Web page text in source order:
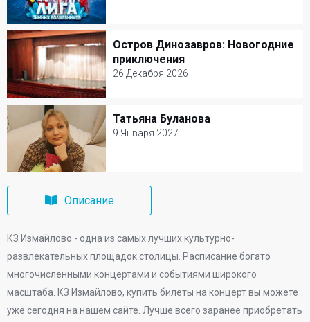
19 Декабря 2026
КЗ Измайлово
Билеты от 3000 р.
Остров Динозавров: Новогодние
приключения
26 Декабря 2026
Остров Динозавров: Новогодние
приключения
26 Декабря 2026
КЗ Измайлово
Билеты от 3000 р.
Татьяна Буланова
9 Января 2027
Татьяна Буланова
9 Января 2027
Билеты от 3000 р.
Описание
КЗ Измайлово - одна из самых лучших культурно-
развлекательных площадок столицы. Расписание богато
многочисленными концертами и событиями широкого
масштаба. КЗ Измайлово, купить билеты на концерт вы можете
уже сегодня на нашем сайте. Лучше всего заранее приобретать